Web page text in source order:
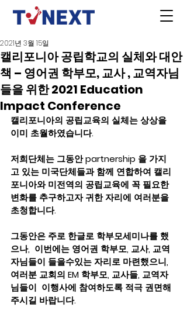
캘리포니아 공립학교의 실체와 대안
책 – 영어권 학부모, 교사 , 교역자님
들을 위한 2021 Education
Impact Conference
2021년 3월 15일
캘리포니아의 공립교육의 실체는 상상을
이미 초월하였습니다.
저희단체는 그동안 partnership 을 가지
고 있는 미국단체들과 함께 연합하여 캘리
포니아와 미전역의 공립교육에 꼭 필요한
변화를 추구하고자 귀한 자리에 여러분을
초청합니다.
그동안은 주로 한글로 학부모세미나를 했
으나,  이번에는 영어권 학부모, 교사, 교역
자님들이 들을수있는 자리로 마련했으니,
여러분 교회의 EM 학부모, 교사들, 교역자
님들이  이행사에 참여하도록 적극 권면해
주시길 바랍니다.